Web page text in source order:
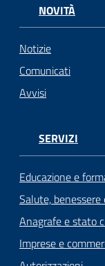
NOVITÀ
Notizie
Comunicati
Avvisi
SERVIZI
Educazione e
Salute,
Anagrafe e stato
Imprese e